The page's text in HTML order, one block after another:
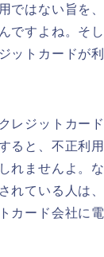
ではない旨を
ですよね。そ
ットカードが
レジットカー
ると、不正利
れませんよ。
れている人は
カード会社に